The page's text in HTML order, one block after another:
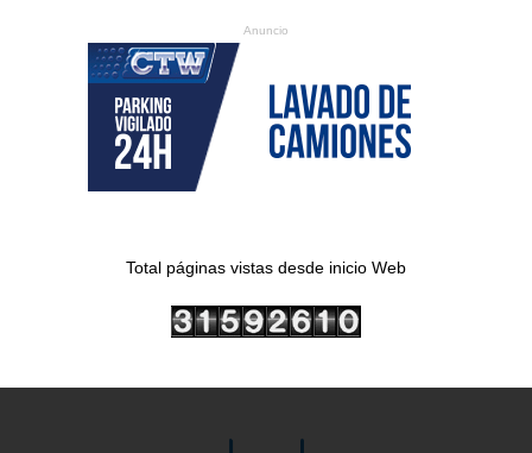
Anuncio
Total páginas vistas desde inicio Web